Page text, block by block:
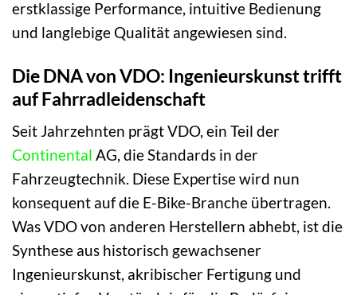
erstklassige Performance, intuitive Bedienung
und langlebige Qualität angewiesen sind.
Die DNA von VDO: Ingenieurskunst trifft
auf Fahrradleidenschaft
Seit Jahrzehnten prägt VDO, ein Teil der
Continental AG, die Standards in der
Fahrzeugtechnik. Diese Expertise wird nun
konsequent auf die E-Bike-Branche übertragen.
Was VDO von anderen Herstellern abhebt, ist die
Synthese aus historisch gewachsener
Ingenieurskunst, akribischer Fertigung und